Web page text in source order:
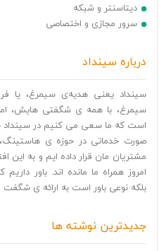
دیتاسنتر و شبکه
سرور مجازی و اختصاصی
درباره سینداد
سینداد یعنی هدیه‌ی سیمرغ، یا
سیمرغ، با همه ی شگفتی هایش،
صورت خدماتی در حوزه ی هاستینگ،
مشتریان مان قرار داده ایم و به این
امروز همراه ما مانده اند. باور
بلکه نوعی باور است به ارائه ی شگفت
جدیدترین نوشته ها